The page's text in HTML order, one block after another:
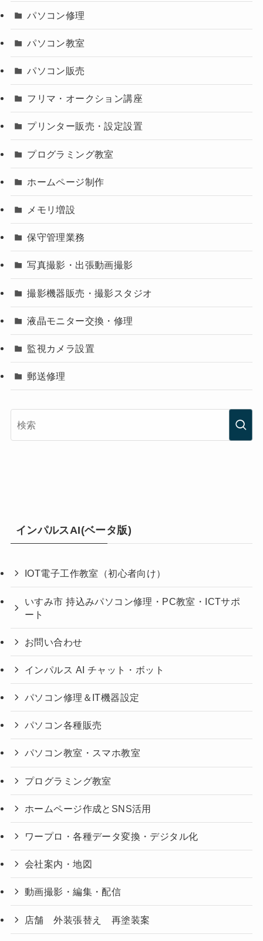
パソコン修理
パソコン教室
パソコン販売
フリマ・オークション講座
プリンター販売・設定設置
プログラミング教室
ホームページ制作
メモリ増設
保守管理業務
写真撮影・出張動画撮影
撮影機器販売・撮影スタジオ
液晶モニター交換・修理
監視カメラ設置
郵送修理
インパルスAI(ベータ版)
IOT電子工作教室（初心者向け）
いすみ市 持込みパソコン修理・PC教室・ICTサポ
ート
お問い合わせ
インパルス AI チャット・ボット
パソコン修理＆IT機器設定
パソコン各種販売
パソコン教室・スマホ教室
プログラミング教室
ホームページ作成とSNS活用
ワープロ・各種データ変換・デジタル化
会社案内・地図
動画撮影・編集・配信
店舗 外装張替え 再塗装案